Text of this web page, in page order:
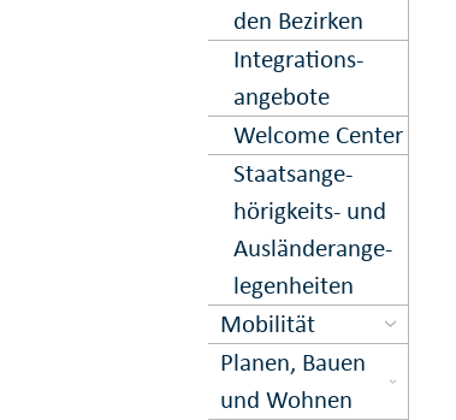
den Bezirken
Integrations­
angebote
Welcome Center
Staats­ange­
hörigkeits- und
Aus­länder­an­ge­
le­gen­hei­ten
Mobilität
Planen, Bauen
und Wohnen